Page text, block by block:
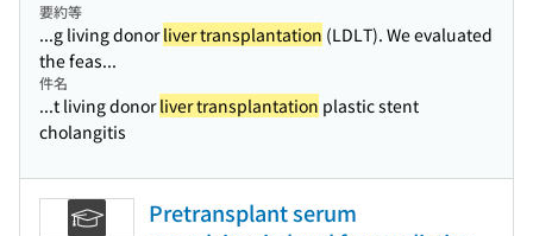
要約等
...g living donorliver transplantation (LDLT). We evaluated
the feas...
件名
...t living donorliver transplantation plastic stent
cholangitis
Pretransplant serum